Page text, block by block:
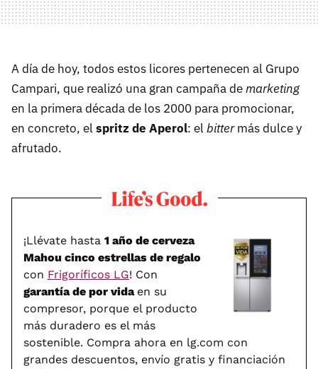
A día de hoy, todos estos licores pertenecen al Grupo
Campari, que realizó una gran campaña demarketing
en la primera década de los 2000 para promocionar,
en concreto, el spritz de Aperol: el bittermás dulce y
afrutado.
¡Llévate hasta 1 año de cerveza
Mahou cinco estrellas de regalo
con Frigoríficos LG! Con
garantía de por vida en su
compresor, porque el producto
más duradero es el más
sostenible. Compra ahora en lg.com con
grandes descuentos, envío gratis y financiación